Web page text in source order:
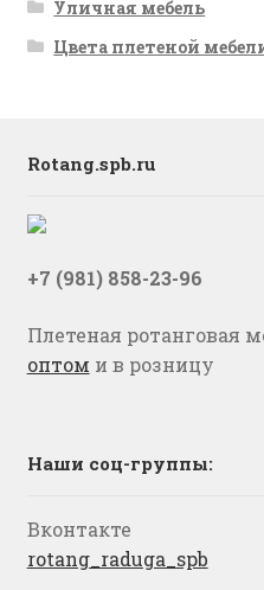
Уличная мебель
Цвета плетеной
Rotang.spb.ru
+7 (981) 858-23-96
Плетеная ротанговая
оптом и в розницу
Наши соц-группы:
Вконтакте
rotang_raduga_spb